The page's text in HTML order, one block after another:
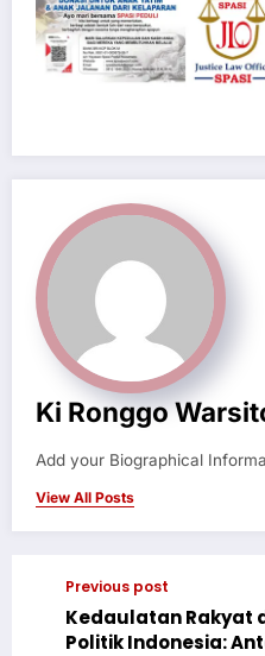
Ki Ronggo
Add your Biographical
View All Posts
Previous post
Kedaulatan Rakyat
Politik Indonesia: